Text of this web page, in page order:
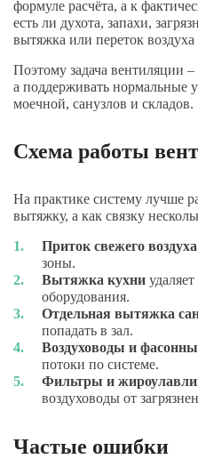
формуле расчёта, а к
есть ли духота, запахи,
вытяжка или переток
Поэтому задача вентиляции –
а поддерживать нормальные
моечной, санузлов и складов.
Схема работы
На практике систему лучше
вытяжку, а как связку
Приток свежего воздуха
зоны.
Вытяжка кухни
оборудования.
Отдельная вытяжка
попадать в зал.
Воздуховоды и
потоки по системе.
Фильтры и
воздуховоды от
Частые ошибки